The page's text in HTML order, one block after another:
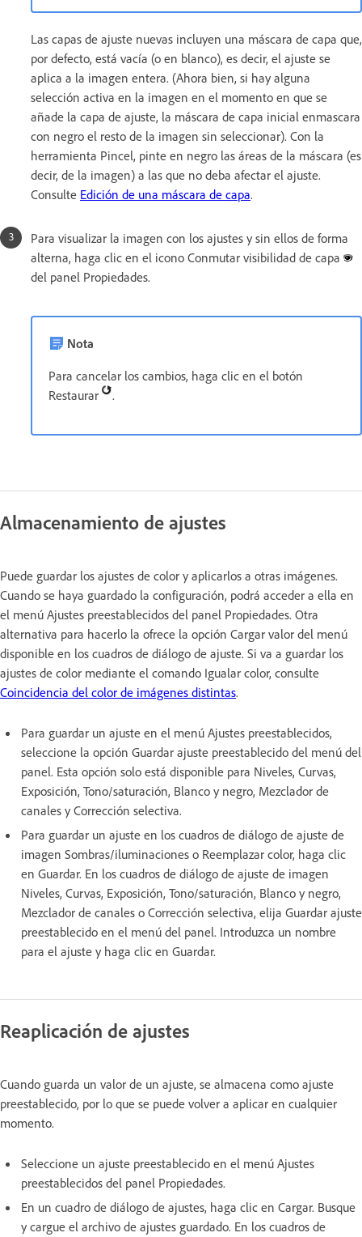
Las capas de ajuste nuevas incluyen una máscara de capa que,
por defecto, está vacía (o en blanco), es decir, el ajuste se
aplica a la imagen entera. (Ahora bien, si hay alguna
selección activa en la imagen en el momento en que se
añade la capa de ajuste, la máscara de capa inicial enmascara
con negro el resto de la imagen sin seleccionar). Con la
herramienta Pincel, pinte en negro las áreas de la máscara (es
decir, de la imagen) a las que no deba afectar el ajuste.
Consulte Edición de una máscara de capa.
Para visualizar la imagen con los ajustes y sin ellos de forma
alterna, haga clic en el icono Conmutar visibilidad de capa
del panel Propiedades.
Nota
Para cancelar los cambios, haga clic en el botón
Restaurar
.
Almacenamiento de ajustes
Puede guardar los ajustes de color y aplicarlos a otras imágenes.
Cuando se haya guardado la configuración, podrá acceder a ella en
el menú Ajustes preestablecidos del panel Propiedades. Otra
alternativa para hacerlo la ofrece la opción Cargar valor del menú
disponible en los cuadros de diálogo de ajuste. Si va a guardar los
ajustes de color mediante el comando Igualar color, consulte
Coincidencia del color de imágenes distintas.
Para guardar un ajuste en el menú Ajustes preestablecidos,
seleccione la opción Guardar ajuste preestablecido del menú del
panel. Esta opción solo está disponible para Niveles, Curvas,
Exposición, Tono/saturación, Blanco y negro, Mezclador de
canales y Corrección selectiva.
Para guardar un ajuste en los cuadros de diálogo de ajuste de
imagen Sombras/iluminaciones o Reemplazar color, haga clic
en Guardar. En los cuadros de diálogo de ajuste de imagen
Niveles, Curvas, Exposición, Tono/saturación, Blanco y negro,
Mezclador de canales o Corrección selectiva, elija Guardar ajuste
preestablecido en el menú del panel. Introduzca un nombre
para el ajuste y haga clic en Guardar.
Reaplicación de ajustes
Cuando guarda un valor de un ajuste, se almacena como ajuste
preestablecido, por lo que se puede volver a aplicar en cualquier
momento.
Seleccione un ajuste preestablecido en el menú Ajustes
preestablecidos del panel Propiedades.
En un cuadro de diálogo de ajustes, haga clic en Cargar. Busque
y cargue el archivo de ajustes guardado. En los cuadros de